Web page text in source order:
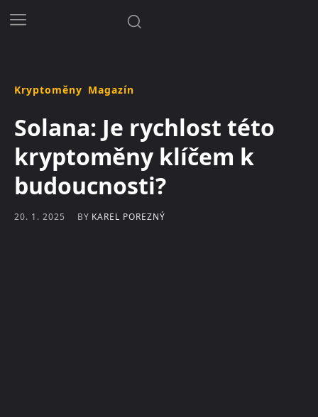
Kryptoměny Magazín
Solana: Je rychlost této
kryptoměny klíčem k
budoucnosti?
20. 1. 2025 BY KAREL POREZNÝ